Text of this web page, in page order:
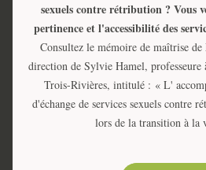
sexuels contre rétribution ? Vous
Consultez le mémoire de maîtrise
direction de Sylvie Hamel, professeure
Trois-Rivières, intitulé : « L'
d'échange de services sexuels contre
lors de la transition à la